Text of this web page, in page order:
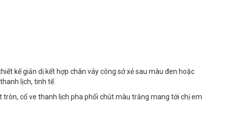
kế giản dị kết hợp chân váy công sở xẻ sau màu đen hoặc
lịch, tinh tế.
tròn, cổ ve thanh lịch pha phối chút màu trắng mang tới chị em